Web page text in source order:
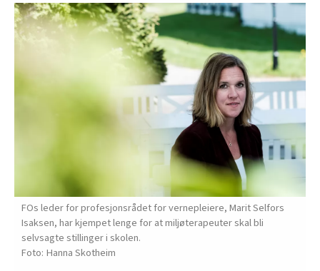
FOs leder for profesjonsrådet for vernepleiere, Marit Selfors
Isaksen, har kjempet lenge for at miljøterapeuter skal bli
selvsagte stillinger i skolen.
Hanna Skotheim